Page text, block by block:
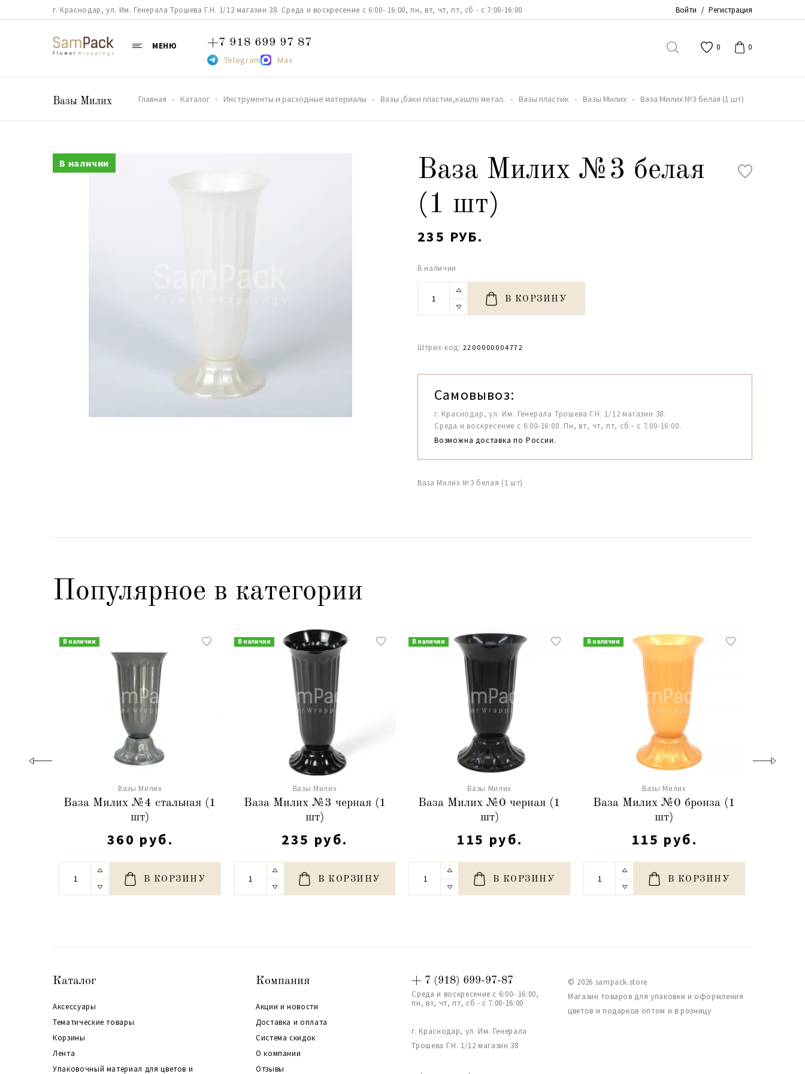
г. Краснодар, ул. Им. Генерала Трошева Г.Н. 1/12 магазин 38. Среда и воскресение с 6:00- 16:00, пн, вт, чт, пт, сб - с 7:00-16:00 Войти / Регистрация
МЕНЮ +7 918 699 97 87
Telegram Max
0 0
Вазы Милих Главная Каталог Инструменты и расходные материалы Вазы ,баки пластик,кашпо метал. Вазы пластик Вазы Милих Ваза Милих №3 белая (1 шт)
В наличии
Ваза Милих №3 белая
(1 шт)
235 РУБ.
В наличии
В КОРЗИНУ
Штрих-код: 2200000004772
Самовывоз:
г. Краснодар, ул. Им. Генерала Трошева Г.Н. 1/12 магазин 38.
Среда и воскресение с 6:00-16:00. Пн, вт, чт, пт, сб - с 7:00-16:00.
Возможна доставка по России.
Ваза Милих №3 белая (1 шт)
Популярное в категории
В наличии
Вазы Милих
Ваза Милих №4 стальная (1
шт)
360 руб.
В КОРЗИНУ
В наличии
Вазы Милих
Ваза Милих №3 черная (1
шт)
235 руб.
В КОРЗИНУ
В наличии
Вазы Милих
Ваза Милих №0 черная (1
шт)
115 руб.
В КОРЗИНУ
В наличии
Вазы Милих
Ваза Милих №0 бронза (1
шт)
115 руб.
В КОРЗИНУ
Каталог
Аксессуары
Тематические товары
Корзины
Лента
Упаковочный материал для цветов и
Компания
Акции и новости
Доставка и оплата
Система скидок
О компании
Отзывы
+ 7 (918) 699-97-87
Среда и воскресение с 6:00- 16:00,
пн, вт, чт, пт, сб - с 7:00-16:00
г. Краснодар, ул. Им. Генерала
Трошева Г.Н. 1/12 магазин 38
© 2026 sampack.store
Магазин товаров для упаковки и оформления
цветов и подарков оптом и в розницу